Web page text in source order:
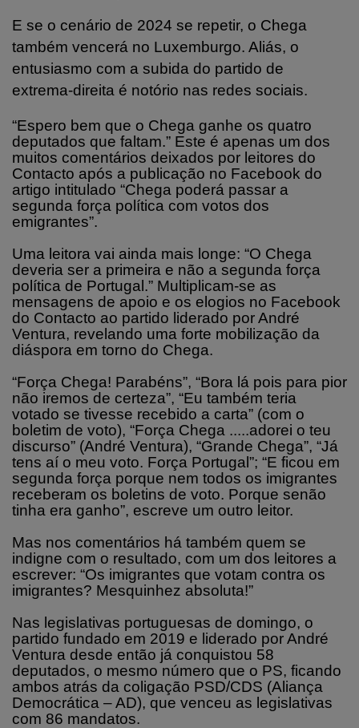
E se o cenário de 2024 se repetir, o Chega
também vencerá no Luxemburgo. Aliás, o
entusiasmo com a subida do partido de
extrema-direita é notório nas redes sociais.
“Espero bem que o Chega ganhe os quatro
deputados que faltam.” Este é apenas um dos
muitos comentários deixados por leitores do
Contacto após a publicação no Facebook do
artigo intitulado “Chega poderá passar a
segunda força política com votos dos
emigrantes”.
Uma leitora vai ainda mais longe: “O Chega
deveria ser a primeira e não a segunda força
política de Portugal.” Multiplicam-se as
mensagens de apoio e os elogios no Facebook
do Contacto ao partido liderado por André
Ventura, revelando uma forte mobilização da
diáspora em torno do Chega.
“Força Chega! Parabéns”, “Bora lá pois para pior
não iremos de certeza”, “Eu também teria
votado se tivesse recebido a carta” (com o
boletim de voto), “Força Chega .....adorei o teu
discurso” (André Ventura), “Grande Chega”, “Já
tens aí o meu voto. Força Portugal”; “E ficou em
segunda força porque nem todos os imigrantes
receberam os boletins de voto. Porque senão
tinha era ganho”, escreve um outro leitor.
Mas nos comentários há também quem se
indigne com o resultado, com um dos leitores a
escrever: “Os imigrantes que votam contra os
imigrantes? Mesquinhez absoluta!”
Nas legislativas portuguesas de domingo, o
partido fundado em 2019 e liderado por André
Ventura desde então já conquistou 58
deputados, o mesmo número que o PS, ficando
ambos atrás da coligação PSD/CDS (Aliança
Democrática – AD), que venceu as legislativas
com 86 mandatos.